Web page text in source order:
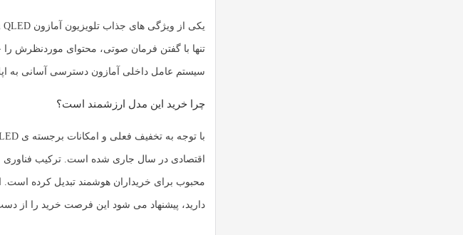
یکی از ویژگی های جذاب تلویزیون آمازون Omni QLED
تنها با گفتن فرمان صوتی، محتوای موردنظرش را
سیستم عامل داخلی آمازون دسترسی آسانی به
چرا خرید این مدل ارزشمند است؟
محبوب برای خریداران هوشمند تبدیل کرده است.
دارید، پیشنهاد می شود این فرصت خرید را از دست